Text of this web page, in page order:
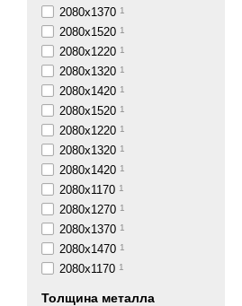
2080x1370 1
2080x1520 1
2080х1220 1
2080х1320 1
2080х1420 1
2080х1520 1
2080x1220 1
2080x1320 1
2080x1420 1
2080х1170 1
2080х1270 1
2080х1370 1
2080х1470 1
2080x1170 1
Толщина металла